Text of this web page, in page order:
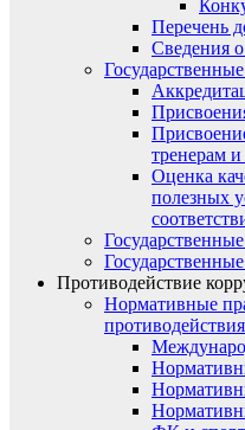
Перечень
Сведения
тренерам
Оценка
полезных
Противодействие
Нормативные